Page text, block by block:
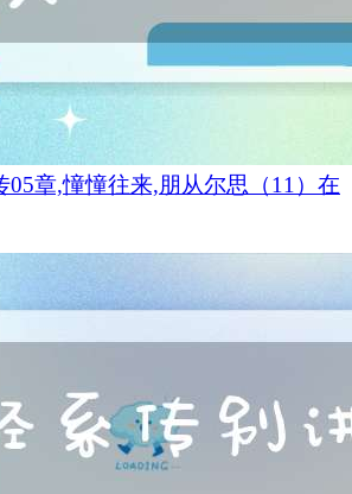
05章,憧憧往来,朋从尔思（11）在